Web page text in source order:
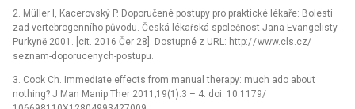
2. Mül­ler I, Kacerovský P. Doporučené postupy pro praktické lékaře: Bolesti
zad vertebrogen­ního původu. Česká lékařská společnost Jana Evangelisty
Purkyně 2001. [cit. 2016 Čer 28]. Dostupné z URL: http:/ / www.cls.cz/
seznam-doporucenych-postupu.
3. Cook Ch. Im­mediate ef­fects from manual ther­apy: much ado about
nothing? J Man Manip Ther 2011;19(1):3 –⁠ 4. doi: 10.1179/